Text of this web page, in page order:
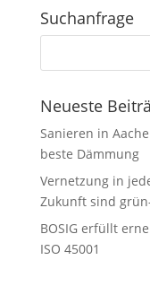
Suchanfrage
Neueste
Sanieren in
beste Dämmung
Vernetzung in
Zukunft sind
BOSIG erfüllt
ISO 45001